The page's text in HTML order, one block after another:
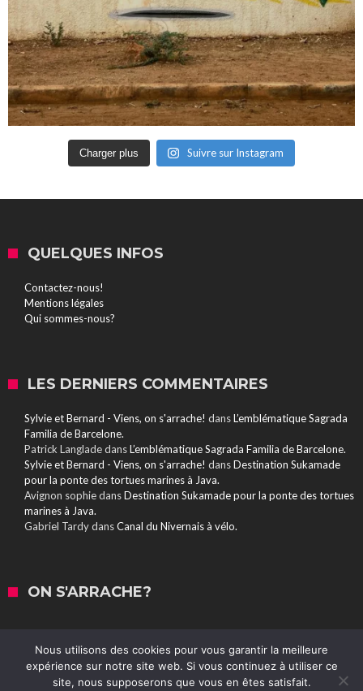
Charger plus Suivre sur Instagram
QUELQUES INFOS
Contactez-nous!
Mentions légales
Qui sommes-nous?
LES DERNIERS COMMENTAIRES
Sylvie et Bernard - Viens, on s'arrache! dansL’emblématique Sagrada
Familia de Barcelone.
Patrick LangladedansL’emblématique Sagrada Familia de Barcelone.
Sylvie et Bernard - Viens, on s'arrache! dansDestination Sukamade
pour la ponte des tortues marines à Java.
Avignon sophiedansDestination Sukamade pour la ponte des tortues
marines à Java.
Gabriel TardydansCanal du Nivernais à vélo.
ON S'ARRACHE?
Nous utilisons des cookies pour vous garantir la meilleure
expérience sur notre site web. Si vous continuez à utiliser ce
site, nous supposerons que vous en êtes satisfait.